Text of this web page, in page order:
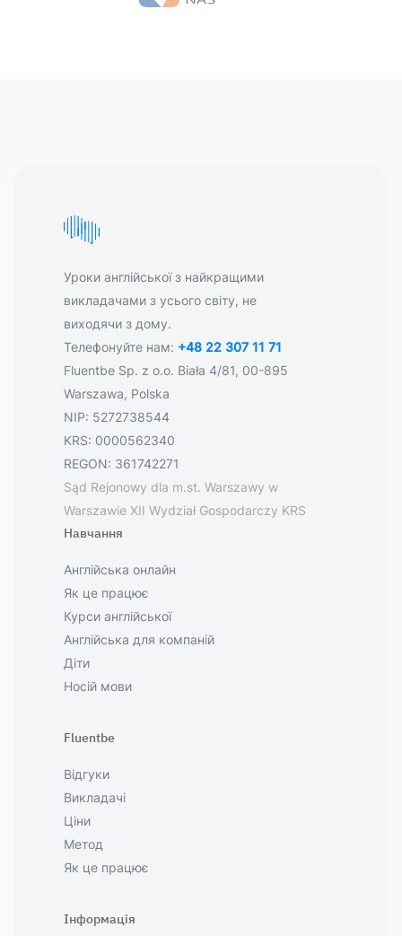
Уроки англійської з найкращими
викладачами з усього світу, не
виходячи з дому.
Телефонуйте нам: +48 22 307 11 71
Fluentbe Sp. z o.o. Biała 4/81, 00-895
Warszawa, Polska
NIP: 5272738544
KRS: 0000562340
REGON: 361742271
Sąd Rejonowy dla m.st. Warszawy w
Warszawie XII Wydział Gospodarczy KRS
Навчання
Англійська онлайн
Як це працює
Курси англійської
Англійська для компаній
Діти
Носій мови
Fluentbe
Відгуки
Викладачі
Ціни
Метод
Як це працює
Інформація